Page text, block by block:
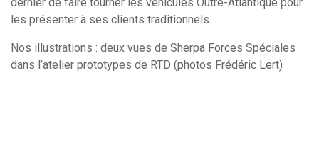
dernier de faire tourner les véhicules Outre-Atlantique pour
les présenter à ses clients traditionnels.
Nos illustrations : deux vues de Sherpa Forces Spéciales
dans l’atelier prototypes de RTD (photos Frédéric Lert)